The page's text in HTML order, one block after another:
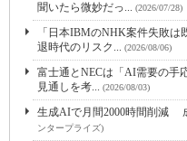
聞いたら微妙だっ... (2026/07/28)
「日本IBMのNHK案件失敗
退時代のリスク... (2026/08/06)
富士通とNECは「AI需要の
見通しを考... (2026/08/03)
生成AIで月間2000時間削減
ンタープライズ)